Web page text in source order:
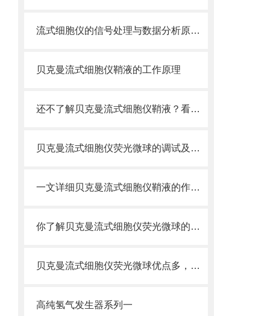
流式细胞仪的信号处理与数据分析原理分析
贝克曼流式细胞仪鞘液的工作原理
还不了解贝克曼流式细胞仪鞘液？看这里就对了！
贝克曼流式细胞仪荧光微球的调试及使用
一文详细贝克曼流式细胞仪鞘液的作用原理
你了解贝克曼流式细胞仪荧光微球的制备之怎样的吗
贝克曼流式细胞仪荧光微球优点多，实用效果好
高纯氢气发生器系列一